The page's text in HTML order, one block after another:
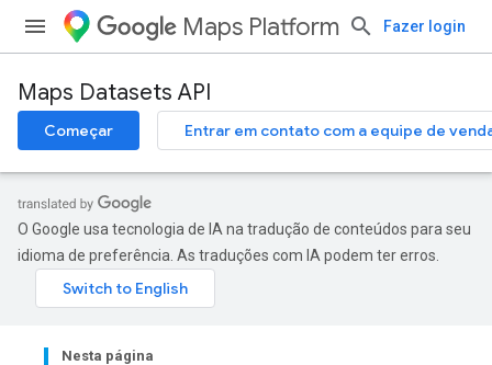
Maps Platform Fazer login
Maps Datasets API
Começar Entrar em contato com a equipe de
O Google usa tecnologia de IA na tradução de conteúdos para seu
idioma de preferência. As traduções com IA podem ter erros.
Nesta página